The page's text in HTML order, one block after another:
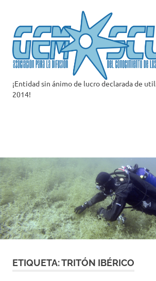
contenido
Asociación
¡Entidad sin ánimo de lucro declarada de
2014!
ETIQUETA:TRITÓN IBÉRICO